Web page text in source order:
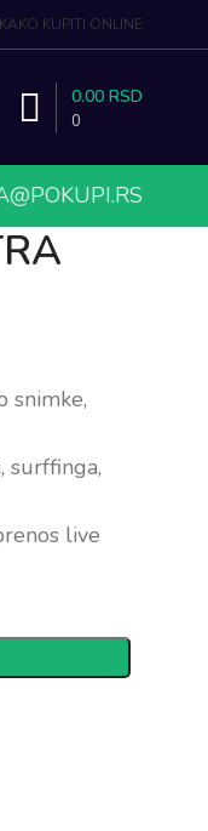
KAKO KUPITI ONLINE
0
0.00 RSD
snimke,
surffinga,
live